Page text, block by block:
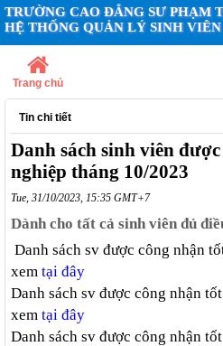
TRƯỜNG CAO ĐẲNG SƯ PHẠM
HỆ THỐNG QUẢN LÝ SINH VIÊN
Trang chủ
Tin chi tiết
Danh sách sinh viên
nghiệp tháng 10/2023
Tue, 31/10/2023, 15:35 GMT+7
Dành cho tất cả sinh viên đủ
Danh sách sv được công nhận
xem tại đây
Danh sách sv được công nhận
xem tại đây
Danh sách sv được công nhận